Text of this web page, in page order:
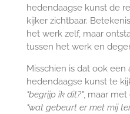
hedendaagse kunst de
kijker zichtbaar.
het werk zelf, maar
tussen het werk en
Misschien is dat ook
hedendaagse kunst te
"begrijp ik dit?", maar met
"wat gebeurt er met mij